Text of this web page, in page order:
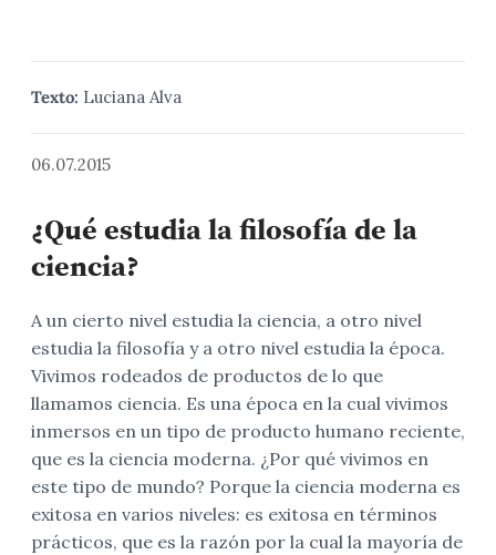
Texto: Luciana Alva
06.07.2015
¿Qué estudia la filosofía de la
ciencia?
A un cierto nivel estudia la ciencia, a otro nivel
estudia la filosofía y a otro nivel estudia la época.
Vivimos rodeados de productos de lo que
llamamos ciencia. Es una época en la cual vivimos
inmersos en un tipo de producto humano reciente,
que es la ciencia moderna. ¿Por qué vivimos en
este tipo de mundo? Porque la ciencia moderna es
exitosa en varios niveles: es exitosa en términos
prácticos, que es la razón por la cual la mayoría de